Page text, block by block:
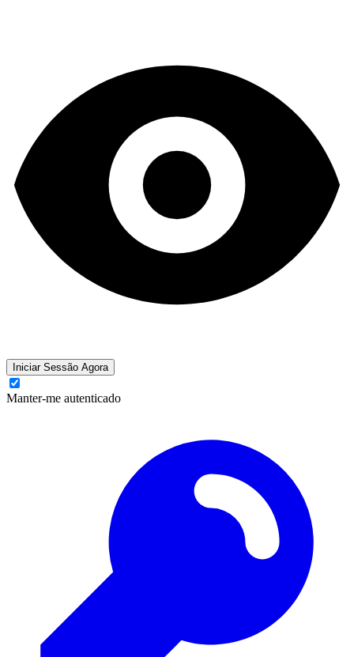
Iniciar Sessão Agora
Manter-me autenticado